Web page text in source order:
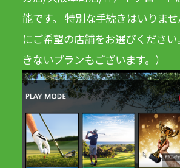
能です。 特別な手続きはいりま
にご希望の店舗をお選びくださ
きないプランもございます。）